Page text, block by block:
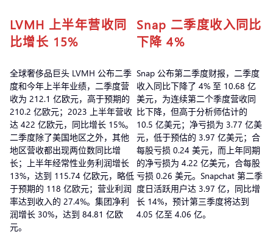
LVMH 上半年营收同
比增长 15%
全球奢侈品巨头 LVMH 公布二季
度和今年上半年业绩，二季度营
收为 212.1 亿欧元，高于预期的
210.2 亿欧元；2023 上半年营收
达 422 亿欧元，同比增长 15%。
二季度除了美国地区之外，其他
地区营收都出现两位数同比增
长；上半年经常性业务利润增长
13%，达到 115.74 亿欧元，略低
于预期的 118 亿欧元；营业利润
率达到收入的 27.4%。集团净利
润增长 30%，达到 84.81 亿欧
元。
Snap 二季度收入同比
下降 4%
Snap 公布第二季度财报，二季度
收入同比下降了 4% 至 10.68 亿
美元，为连续第二个季度营收同
比下降，但高于分析师估计的
10.5 亿美元；净亏损为 3.77 亿美
元，低于预估的 3.97 亿美元；合
每股亏损 0.24 美元，而上年同期
的净亏损为 4.22 亿美元，合每股
亏损 0.26 美元。Snapchat 第二季
度日活跃用户达 3.97 亿，同比增
长 14%，预计第三季度将达到
4.05 亿至 4.06 亿。